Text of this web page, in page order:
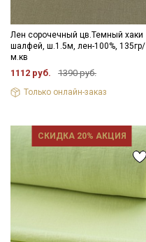
Лен сорочечный цв.Темный хаки
шалфей, ш.1.5м, лен-100%, 135гр/
м.кв
1112 руб. 1390 руб.
Только онлайн-заказ
СКИДКА 20% АКЦИЯ